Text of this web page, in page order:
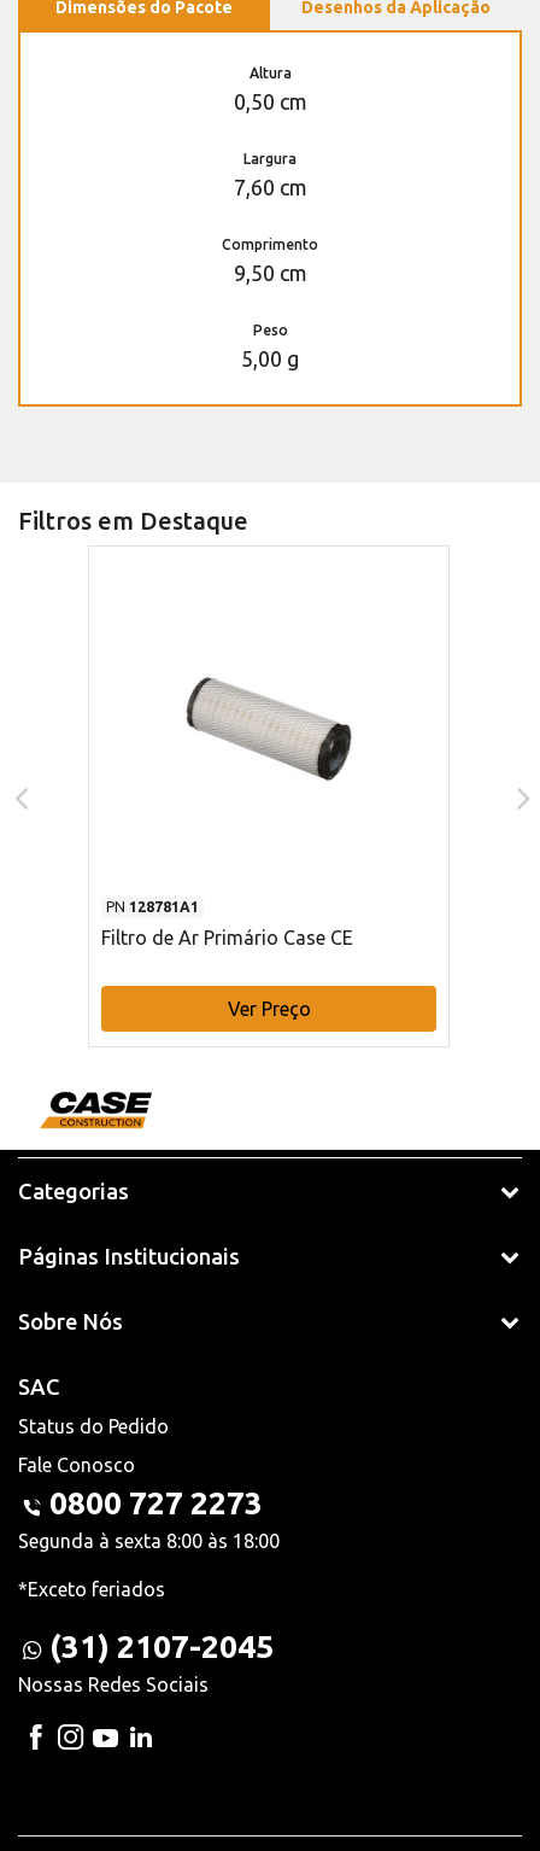
Dimensões do Pacote Desenhos da Aplicação
Altura
0,50 cm
Largura
7,60 cm
Comprimento
9,50 cm
Peso
5,00 g
Filtros em Destaque
PN 128781A1
Filtro de Ar Primário Case CE
Ver Preço
Categorias
Páginas Institucionais
Sobre Nós
SAC
Status do Pedido
Fale Conosco
0800 727 2273
Segunda à sexta 8:00 às 18:00
*Exceto feriados
(31) 2107-2045
Nossas Redes Sociais